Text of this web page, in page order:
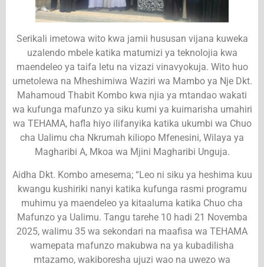
Serikali imetowa wito kwa jamii hususan vijana kuweka
uzalendo mbele katika matumizi ya teknolojia kwa
maendeleo ya taifa letu na vizazi vinavyokuja. Wito huo
umetolewa na Mheshimiwa Waziri wa Mambo ya Nje Dkt.
Mahamoud Thabit Kombo kwa njia ya mtandao wakati
wa kufunga mafunzo ya siku kumi ya kuimarisha umahiri
wa TEHAMA, hafla hiyo ilifanyika katika ukumbi wa Chuo
cha Ualimu cha Nkrumah kiliopo Mfenesini, Wilaya ya
Magharibi A, Mkoa wa Mjini Magharibi Unguja.
Aidha Dkt. Kombo amesema; “Leo ni siku ya heshima kuu
kwangu kushiriki nanyi katika kufunga rasmi programu
muhimu ya maendeleo ya kitaaluma katika Chuo cha
Mafunzo ya Ualimu. Tangu tarehe 10 hadi 21 Novemba
2025, walimu 35 wa sekondari na maafisa wa TEHAMA
wamepata mafunzo makubwa na ya kubadilisha
mtazamo, wakiboresha ujuzi wao na uwezo wa